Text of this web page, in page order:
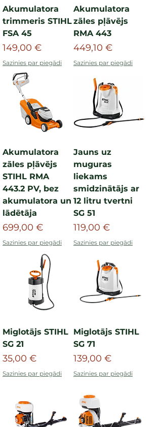
Akumulatora
trimmeris STIHL
FSA 45
Cena
149,00 €
Sazinies par piegādi
Akumulatora
zāles pļāvējs
RMA 443
Cena
449,10 €
Sazinies par piegādi
Akumulatora
zāles pļāvējs
STIHL RMA
443.2 PV, bez
akumulatora un
lādētāja
Cena
699,00 €
Sazinies par piegādi
Jauns uz
muguras
liekams
smidzinātājs ar
12 litru tvertni
SG 51
Cena
119,00 €
Sazinies par piegādi
Miglotājs STIHL
SG 21
Cena
35,00 €
Sazinies par piegādi
Miglotājs STIHL
SG 71
Cena
139,00 €
Sazinies par piegādi